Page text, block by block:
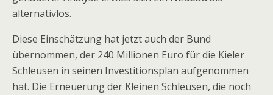
alternativlos.
Diese Einschätzung hat jetzt auch der Bund
übernommen, der 240 Millionen Euro für die Kieler
Schleusen in seinen Investitionsplan aufgenommen
hat. Die Erneuerung der Kleinen Schleusen, die noch